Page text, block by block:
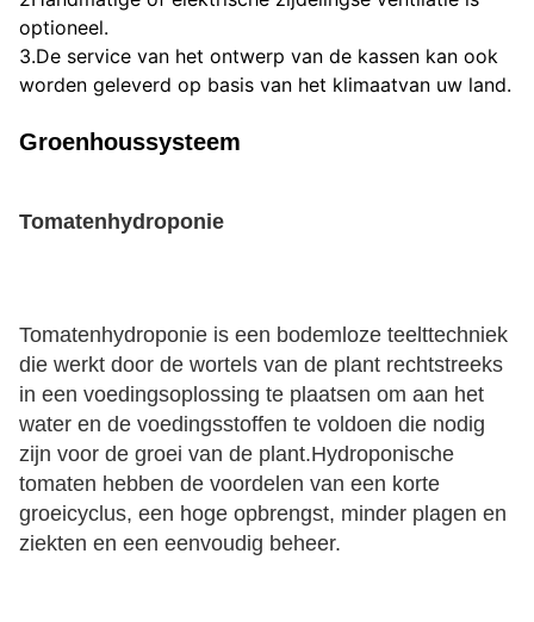
optioneel.
3.De service van het ontwerp van de kassen kan ook
worden geleverd op basis van het klimaatvan uw land.
Groenhoussysteem
Tomatenhydroponie
Tomatenhydroponie is een bodemloze teelttechniek
die werkt door de wortels van de plant rechtstreeks
in een voedingsoplossing te plaatsen om aan het
water en de voedingsstoffen te voldoen die nodig
zijn voor de groei van de plant.Hydroponische
tomaten hebben de voordelen van een korte
groeicyclus, een hoge opbrengst, minder plagen en
ziekten en een eenvoudig beheer.